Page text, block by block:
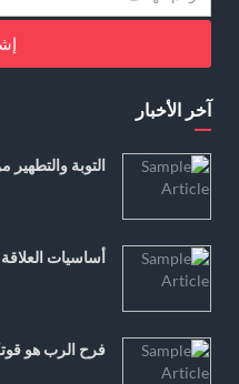
آخر الأخبار
التوبة
أساسيات
فرح الرب هو